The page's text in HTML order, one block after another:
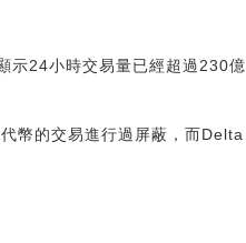
示24小時交易量已經超過230億
幣的交易進行過屏蔽，而Delta